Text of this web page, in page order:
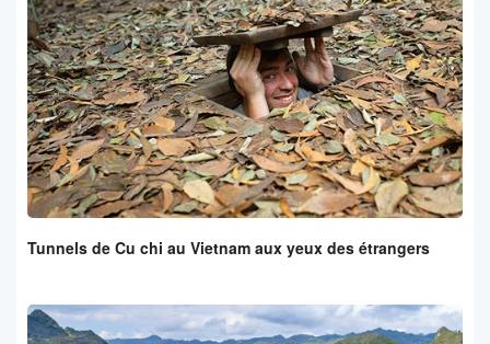
Tunnels de Cu chi au Vietnam aux yeux des étrangers